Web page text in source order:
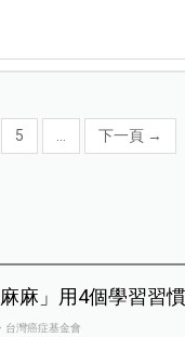
5 下一頁 →
麻」用4個學習習
台灣癌症基金會